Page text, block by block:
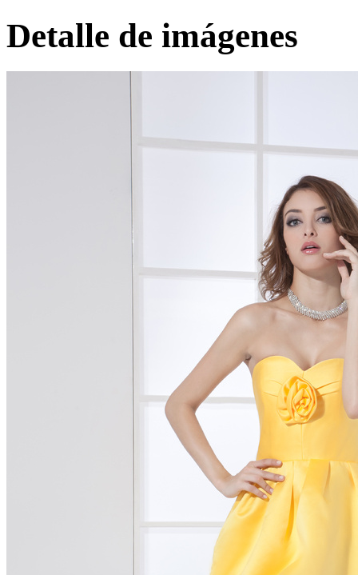
Detalle de imágenes